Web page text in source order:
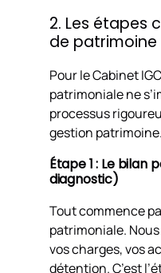
2. Les étapes
de patrimoine
Pour le Cabinet
patrimoniale ne
processus
gestion patrimoine.
Étape 1 : Le bilan
diagnostic)
Tout commence
patrimoniale.
vos charges, vos
détention. C’est